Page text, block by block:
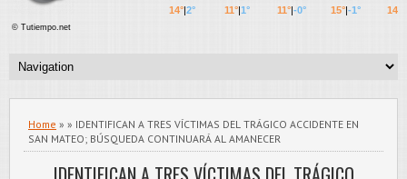
Home » » IDENTIFICAN A TRES VÍCTIMAS DEL TRÁGICO ACCIDENTE EN
SAN MATEO; BÚSQUEDA CONTINUARÁ AL AMANECER